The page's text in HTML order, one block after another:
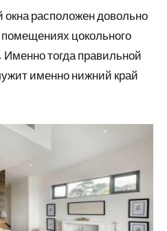
окна расположен довольно
помещениях цокольного
тогда правильной
именно нижний край